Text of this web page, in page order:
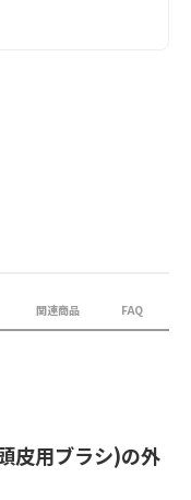
関連商品 FAQ
皮用ブラシ)の外